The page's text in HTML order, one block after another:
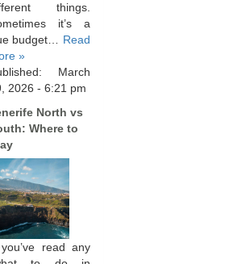
things.
it’s a
budget… Read
»
March
2026 - 6:21 pm
North vs
Where to
read any